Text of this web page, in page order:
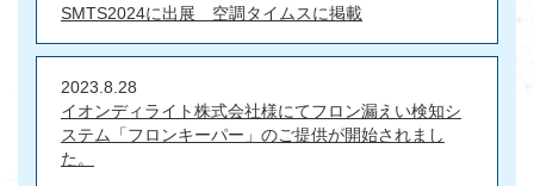
SMTS2024に出展 空調タイムスに掲載
2023.8.28
イオンディライト株式会社様にてフロン漏えい検知シ
ステム「フロンキーパー」のご提供が開始されまし
た。